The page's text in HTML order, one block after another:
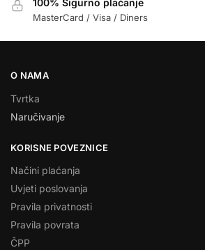
100% Sigurno plaćanje
MasterCard / Visa / Diners
O NAMA
Tvrtka
Naručivanje
KORISNE POVEZNICE
Načini plaćanja
Uvjeti poslovanja
Pravila privatnosti
Pravila povrata
ČPP